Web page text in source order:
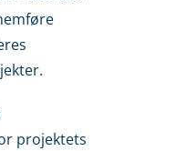
projektets